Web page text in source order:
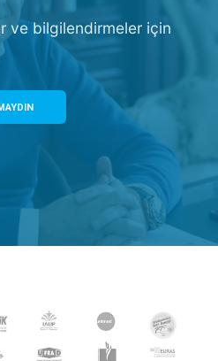
ve bilgilendirmeler için